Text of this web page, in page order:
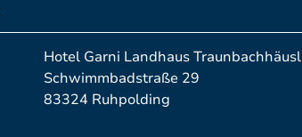
Hotel Garni Landhaus Traunbachhäusl
Schwimmbadstraße 29
83324 Ruhpolding